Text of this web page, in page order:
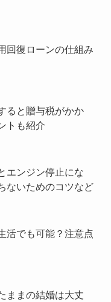
回復ローンの仕組み
ると贈与税がかか
トも紹介
エンジン停止にな
ないためのコツなど
活でも可能？注意点
ままの結婚は大丈